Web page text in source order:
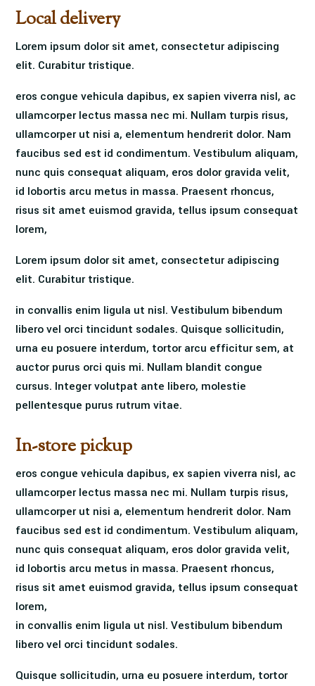
Local delivery
Lorem ipsum dolor sit amet, consectetur adipiscing
elit. Curabitur tristique.
eros congue vehicula dapibus, ex sapien viverra nisl, ac
ullamcorper lectus massa nec mi. Nullam turpis risus,
ullamcorper ut nisi a, elementum hendrerit dolor. Nam
faucibus sed est id condimentum. Vestibulum aliquam,
nunc quis consequat aliquam, eros dolor gravida velit,
id lobortis arcu metus in massa. Praesent rhoncus,
risus sit amet euismod gravida, tellus ipsum consequat
lorem,
Lorem ipsum dolor sit amet, consectetur adipiscing
elit. Curabitur tristique.
in convallis enim ligula ut nisl. Vestibulum bibendum
libero vel orci tincidunt sodales. Quisque sollicitudin,
urna eu posuere interdum, tortor arcu efficitur sem, at
auctor purus orci quis mi. Nullam blandit congue
cursus. Integer volutpat ante libero, molestie
pellentesque purus rutrum vitae.
In-store pickup
eros congue vehicula dapibus, ex sapien viverra nisl, ac
ullamcorper lectus massa nec mi. Nullam turpis risus,
ullamcorper ut nisi a, elementum hendrerit dolor. Nam
faucibus sed est id condimentum. Vestibulum aliquam,
nunc quis consequat aliquam, eros dolor gravida velit,
id lobortis arcu metus in massa. Praesent rhoncus,
risus sit amet euismod gravida, tellus ipsum consequat
lorem,
in convallis enim ligula ut nisl. Vestibulum bibendum
libero vel orci tincidunt sodales.
Quisque sollicitudin, urna eu posuere interdum, tortor